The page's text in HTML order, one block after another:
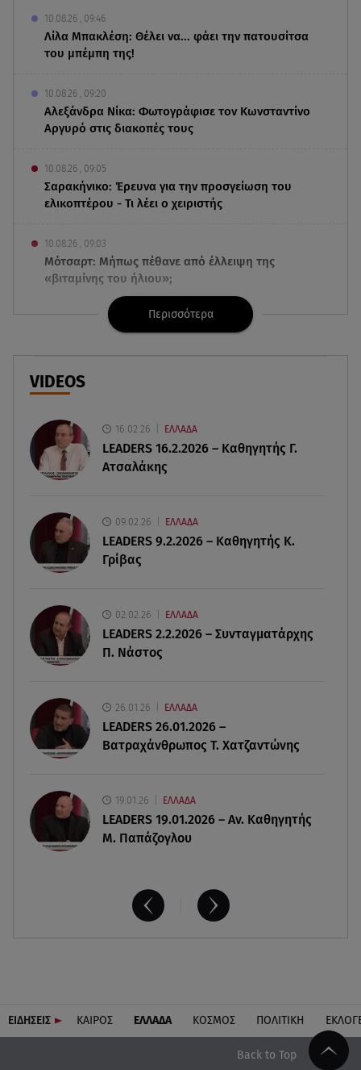
10.08.26 , 09:46
Λίλα Μπακλέση: Θέλει να... φάει την πατουσίτσα
του μπέμπη της!
10.08.26 , 09:20
Αλεξάνδρα Νίκα: Φωτογράφισε τον Κωνσταντίνο
Αργυρό στις διακοπές τους
10.08.26 , 09:05
Σαρακήνικο: Έρευνα για την προσγείωση του
ελικοπτέρου - Τι λέει ο χειριστής
10.08.26 , 09:03
Μότσαρτ: Μήπως πέθανε από έλλειψη της
«βιταμίνης του ήλιου»;
10.08.26 , 09:00
Ford Mustang GTD: Οδηγεί ο θρύλος Carlos Sainz
Sr.
10.08.26 , 08:49
επέλεξε για τα γενέθλιά της
10.08.26 , 08:41
10.08.26 , 08:33
Ναταλία Γερμανού: Ποζάρει με μαύρο μπικίνι στις
10.08.26 , 07:58
Ο καιρός Hot Dry Windy θέτει σε Red Code τη
χώρα - Άνεμοι 9 μποφόρ και 39◦C
Εορτολόγιο: Ποιοι γιορτάζουν στις 10 Αυγούστου
Περισσότερα
VIDEOS
16.02.26 ΕΛΛΑΔΑ
LEADERS 16.2.2026 – Καθηγητής Γ.
Ατσαλάκης
09.02.26 ΕΛΛΑΔΑ
LEADERS 9.2.2026 – Καθηγητής Κ.
Γρίβας
02.02.26 ΕΛΛΑΔΑ
LEADERS 2.2.2026 – Συνταγματάρχης
Π. Νάστος
26.01.26 ΕΛΛΑΔΑ
LEADERS 26.01.2026 –
Βατραχάνθρωπος Τ. Χατζαντώνης
19.01.26 ΕΛΛΑΔΑ
LEADERS 19.01.2026 – Αν. Καθηγητής
Μ. Παπάζογλου
ΕΙΔΗΣΕΙΣ ΚΑΙΡΟΣ ΕΛΛΑΔΑ ΚΟΣΜΟΣ ΠΟΛΙΤΙΚΗ
Back to Top